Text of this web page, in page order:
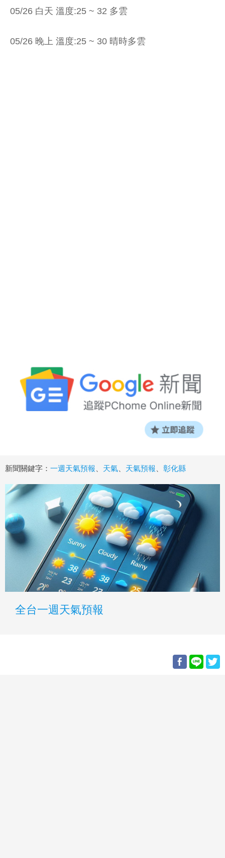
05/26 白天 溫度:25 ~ 32 多雲
05/26 晚上 溫度:25 ~ 30 晴時多雲
新聞關鍵字： 一週天氣預報 天氣 天氣預報 彰化縣
全台一週天氣預報